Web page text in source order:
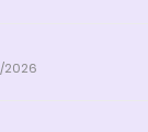
2026